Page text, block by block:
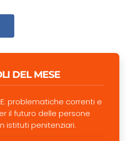
DEL MESE
problematiche correnti e
il futuro delle persone
istituti penitenziari.